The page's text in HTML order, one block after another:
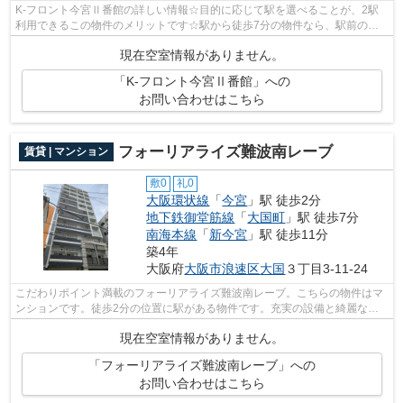
K-フロント今宮Ⅱ番館の詳しい情報☆目的に応じて駅を選べることが、2駅
利用できるこの物件のメリットです☆駅から徒歩7分の物件なら、駅前のお
買い物も便利です☆令和3年築のコチラの物件...
現在空室情報がありません。
「K-フロント今宮Ⅱ番館」への
お問い合わせはこちら
賃貸 | マンション フォーリアライズ難波南レーブ
敷0 礼0
大阪環状線 「今宮 」駅 徒歩2分
地下鉄御堂筋線 「大国町 」駅 徒歩7分
南海本線 「新今宮 」駅 徒歩11分
築4年
大阪府大阪市浪速区大国 ３丁目3-11-24
こだわりポイント満載のフォーリアライズ難波南レーブ。こちらの物件はマ
ンションです。徒歩2分の位置に駅がある物件です。充実の設備と綺麗な室
現在空室情報がありません。
「フォーリアライズ難波南レーブ」への
お問い合わせはこちら